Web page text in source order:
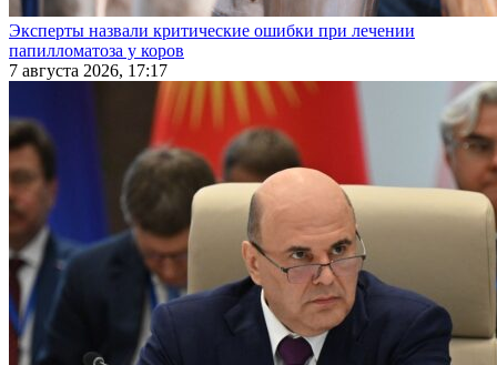
Эксперты назвали критические ошибки при лечении
папилломатоза у коров
7 августа 2026, 17:17